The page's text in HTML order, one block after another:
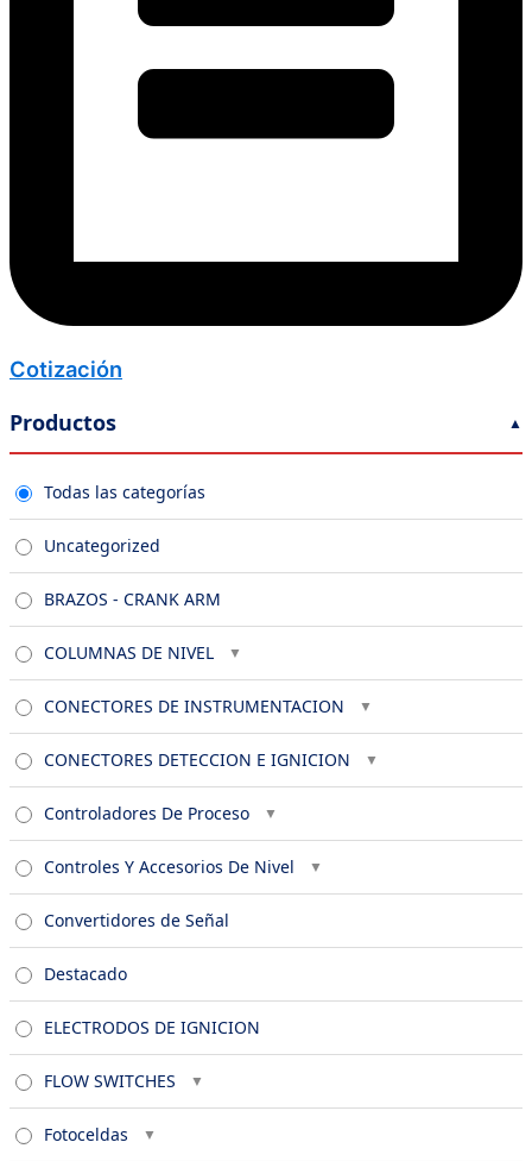
Cotización
Productos
Todas las categorías
Uncategorized
BRAZOS - CRANK ARM
COLUMNAS DE NIVEL
CONECTORES DE INSTRUMENTACION
CONECTORES DETECCION E IGNICION
Controladores De Proceso
Controles Y Accesorios De Nivel
Convertidores de Señal
Destacado
ELECTRODOS DE IGNICION
FLOW SWITCHES
Fotoceldas